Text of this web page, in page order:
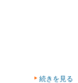
続きを見る